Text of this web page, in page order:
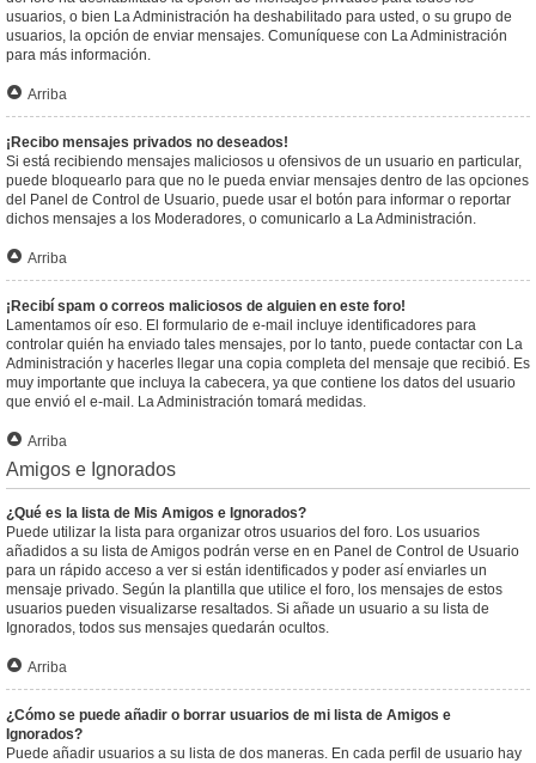
usuarios, o bien La Administración ha deshabilitado para usted, o su grupo de
usuarios, la opción de enviar mensajes. Comuníquese con La Administración
para más información.
Arriba
¡Recibo mensajes privados no deseados!
Si está recibiendo mensajes maliciosos u ofensivos de un usuario en particular,
puede bloquearlo para que no le pueda enviar mensajes dentro de las opciones
del Panel de Control de Usuario, puede usar el botón para informar o reportar
dichos mensajes a los Moderadores, o comunicarlo a La Administración.
Arriba
¡Recibí spam o correos maliciosos de alguien en este foro!
Lamentamos oír eso. El formulario de e-mail incluye identificadores para
controlar quién ha enviado tales mensajes, por lo tanto, puede contactar con La
Administración y hacerles llegar una copia completa del mensaje que recibió. Es
muy importante que incluya la cabecera, ya que contiene los datos del usuario
que envió el e-mail. La Administración tomará medidas.
Arriba
Amigos e Ignorados
¿Qué es la lista de Mis Amigos e Ignorados?
Puede utilizar la lista para organizar otros usuarios del foro. Los usuarios
añadidos a su lista de Amigos podrán verse en en Panel de Control de Usuario
para un rápido acceso a ver si están identificados y poder así enviarles un
mensaje privado. Según la plantilla que utilice el foro, los mensajes de estos
usuarios pueden visualizarse resaltados. Si añade un usuario a su lista de
Ignorados, todos sus mensajes quedarán ocultos.
Arriba
¿Cómo se puede añadir o borrar usuarios de mi lista de Amigos e
Ignorados?
Puede añadir usuarios a su lista de dos maneras. En cada perfil de usuario hay